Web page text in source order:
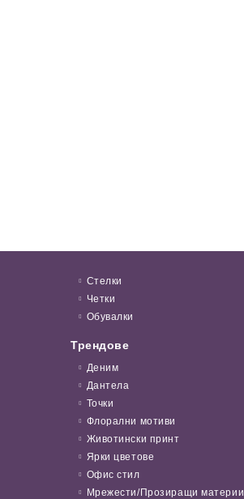
Стелки
Четки
Обувалки
Трендове
Деним
Дантела
Точки
Флорални мотиви
Животински принт
Ярки цветове
Офис стил
Мрежести/Прозиращи материи